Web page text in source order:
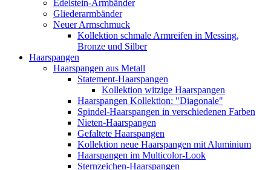
Edelstein-Armbänder
Gliederarmbänder
Neuer Armschmuck
Kollektion schmale Armreifen in Messing,
Bronze und Silber
Haarspangen
Haarspangen aus Metall
Statement-Haarspangen
Kollektion witzige Haarspangen
Haarspangen Kollektion: "Diagonale"
Spindel-Haarspangen in verschiedenen Farben
Nieten-Haarspangen
Gefaltete Haarspangen
Kollektion neue Haarspangen mit Aluminium
Haarspangen im Multicolor-Look
Sternzeichen-Haarspangen